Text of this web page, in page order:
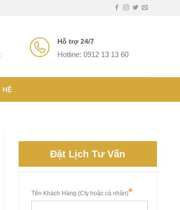
Hỗ trợ 24/7
Hotline: 0912 13 13 60
HỆ
Đặt Lịch Tư Vấn